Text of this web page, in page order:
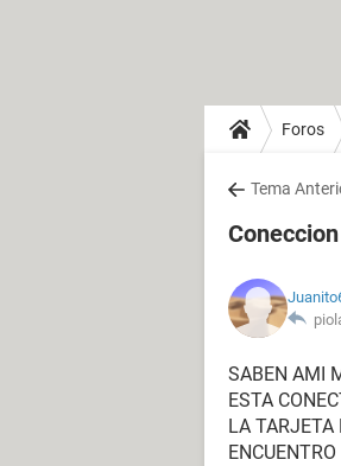
Foros
Tema
SABEN AMI
ESTA
LA TARJETA